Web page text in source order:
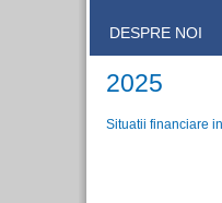
DESPRE NOI
2025
Situatii financiare